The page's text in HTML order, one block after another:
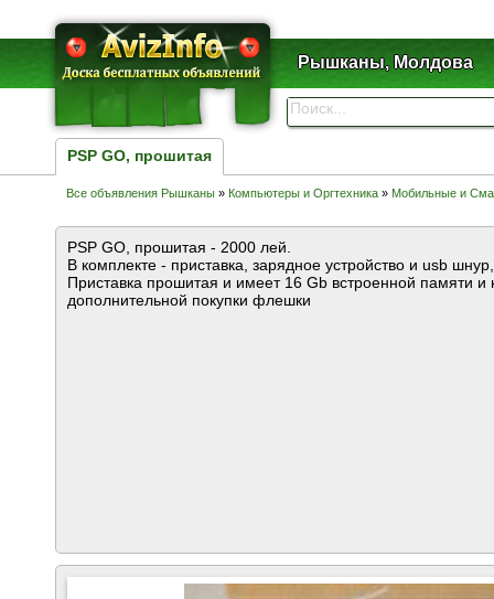
Рышканы, Молдова
PSP GO, прошитая
Все объявления Рышканы » Компьютеры и Оргтехника » Мобильные и
PSP GO, прошитая - 2000 лей.
В комплекте - приставка, зарядное устройство и usb
Приставка прошитая и имеет 16 Gb встроенной памяти и
дополнительной покупки флешки